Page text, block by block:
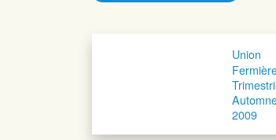
Navigation
Union
2009